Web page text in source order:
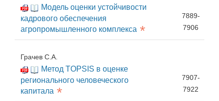
Модель оценки устойчивости
кадрового обеспечения
агропромышленного комплекса *
7889-
7906
Грачев С.А.
Метод TOPSIS в оценке
регионального человеческого
капитала *
7907-
7922